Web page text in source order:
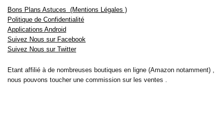
Bons Plans Astuces (Mentions Légales )
Politique de Confidentialité
Applications Android
Suivez Nous sur Facebook
Suivez Nous sur Twitter
Etant affilié à de nombreuses boutiques en ligne (Amazon notamment) ,
nous pouvons toucher une commission sur les ventes .